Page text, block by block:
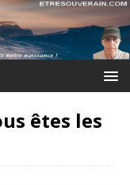
êtes les